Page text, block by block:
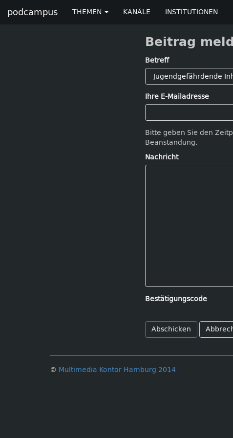
podcampus THEMEN KANÄLE INSTITUTIONEN
Beitrag
Betreff
Ihre E-Mailadresse
Bitte geben Sie den
Beanstandung.
Nachricht
Bestätigungscode
© Multimedia Kontor Hamburg 2014